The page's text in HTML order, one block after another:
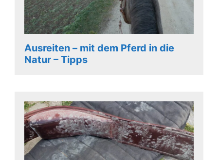
Ausreiten – mit dem Pferd in die
Natur – Tipps